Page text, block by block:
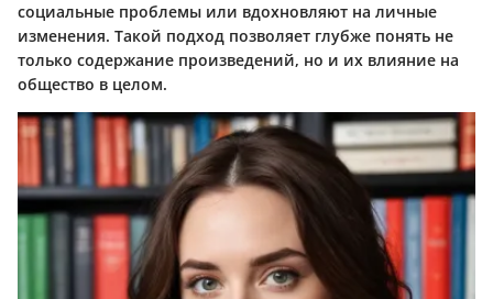
социальные проблемы или вдохновляют на личные
изменения. Такой подход позволяет глубже понять не
только содержание произведений, но и их влияние на
общество в целом.